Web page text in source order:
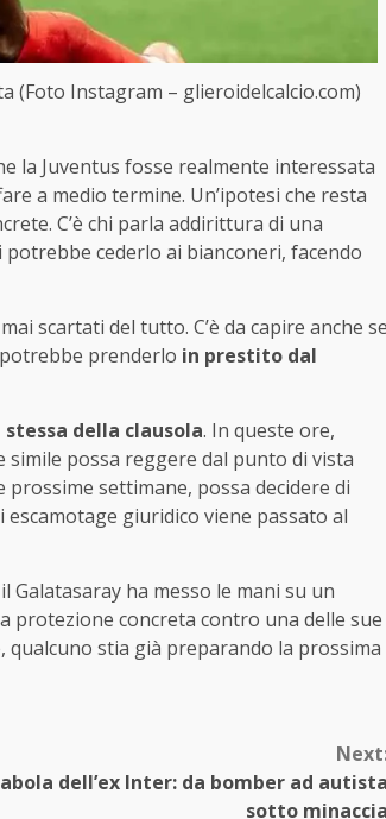
(Foto Instagram – glieroidelcalcio.com)
la Juventus fosse realmente interessata
a medio termine. Un’ipotesi che resta
C’è chi parla addirittura di una
cederlo ai bianconeri, facendo
scartati del tutto. C’è da capire anche
prenderlo in prestito dal
della clausola. In queste ore,
possa reggere dal punto di vista
prossime settimane, possa decidere di
giuridico viene passato al
Galatasaray ha messo le mani su un
protezione concreta contro una delle sue
qualcuno stia già preparando la prossima
dell’ex Inter: da bomber ad
sotto